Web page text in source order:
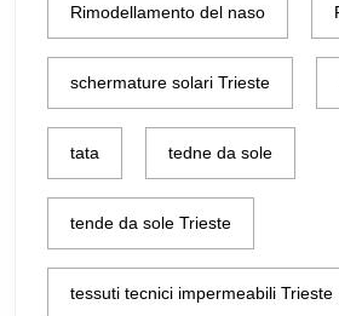
Rimodellamento del naso
schermature solari Trieste
tata tedne da sole
tende da sole Trieste
tessuti tecnici impermeabili Trieste